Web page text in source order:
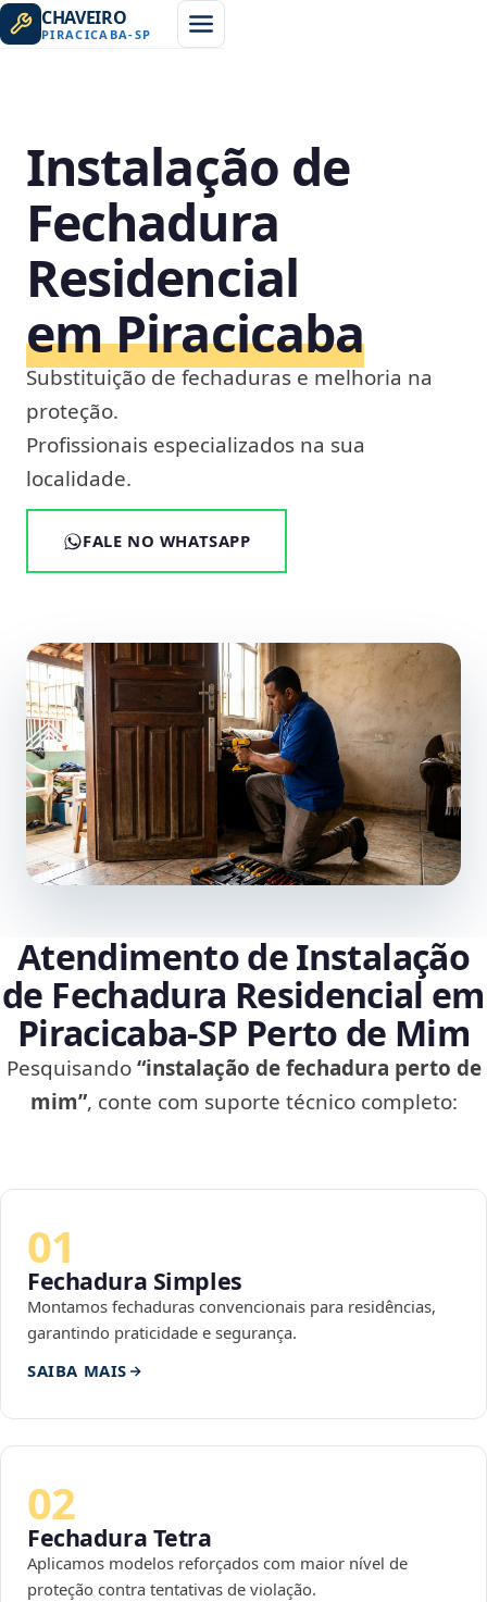
CHAVEIRO
PIRACICABA-SP
Instalação de
Fechadura
Residencial
em Piracicaba
Substituição de fechaduras e melhoria na
proteção.
Profissionais especializados na sua
localidade.
FALE NO WHATSAPP
Atendimento de Instalação
de Fechadura Residencial em
Piracicaba‑SP Perto de Mim
Pesquisando“instalação de fechadura perto de
mim”, conte com suporte técnico completo:
01
Fechadura Simples
Montamos fechaduras convencionais para residências,
garantindo praticidade e segurança.
SAIBA MAIS
02
Fechadura Tetra
Aplicamos modelos reforçados com maior nível de
proteção contra tentativas de violação.